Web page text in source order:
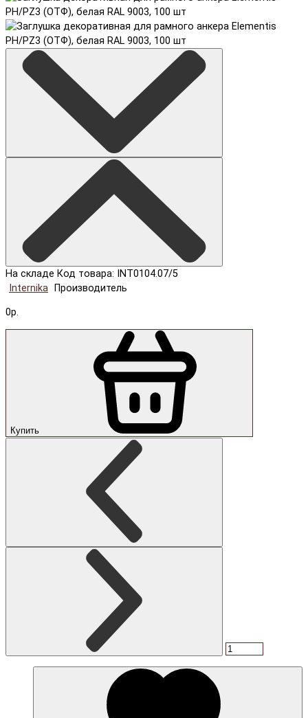
На складе Код товара: INT0104.07/5
Internika
Производитель
0р.
Купить